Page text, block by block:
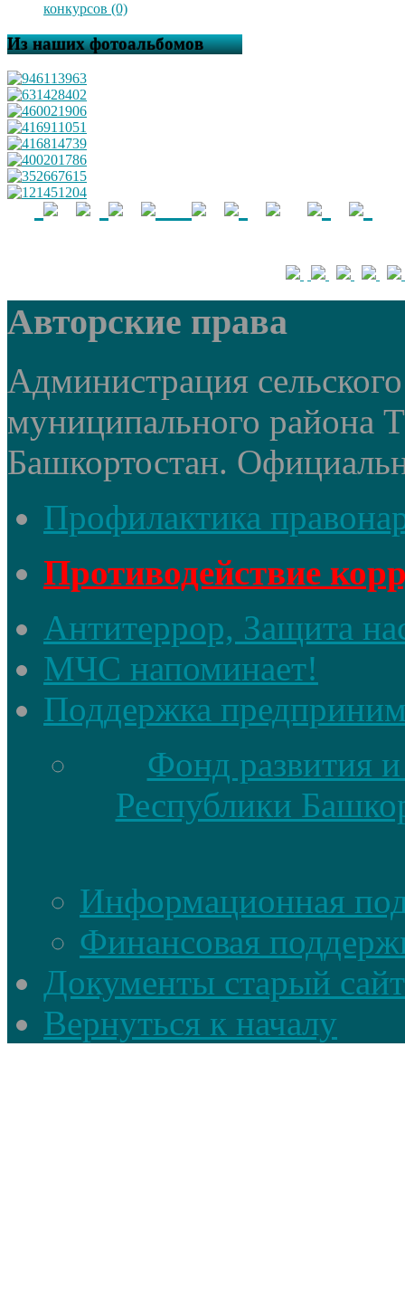
конкурсов (0)
Из наших фотоальбомов
Авторские права
Администрация
муниципального района
Башкортостан.
Профилактика
Противодействие
Антитеррор, Защита
МЧС напоминает!
Поддержка
Фонд развития
Республики
Информационная
Финансовая
Документы старый сайт
Вернуться к началу